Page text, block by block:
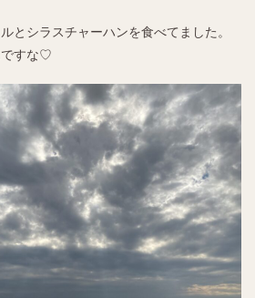
とシラスチャーハンを食べてました。
ですな♡